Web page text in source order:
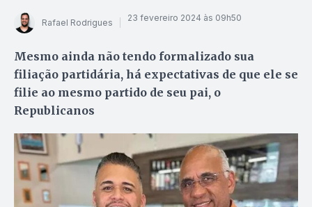
Rafael Rodrigues 23 fevereiro 2024 às 09h50
Mesmo ainda não tendo formalizado sua
filiação partidária, há expectativas de que ele se
filie ao mesmo partido de seu pai, o
Republicanos